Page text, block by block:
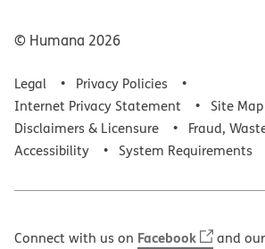
© Humana 2026
Legal
Privacy Policies
Internet Privacy Statement
Site Map
Disclaimers & Licensure
Fraud,
Accessibility
System Requirements
Connect with us on Facebook and our